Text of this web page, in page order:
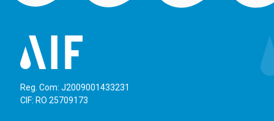
Reg. Com: J2009001433231
CIF: RO 25709173